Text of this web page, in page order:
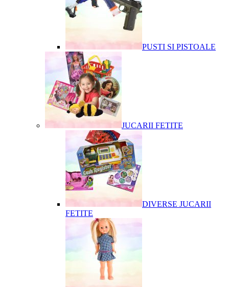
PUSTI SI PISTOALE
JUCARII FETITE
DIVERSE JUCARII
FETITE